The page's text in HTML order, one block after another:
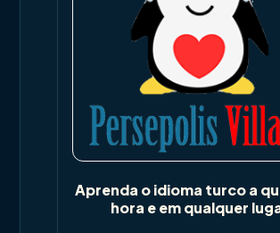
Aprenda o idioma turco a
hora e em qualquer